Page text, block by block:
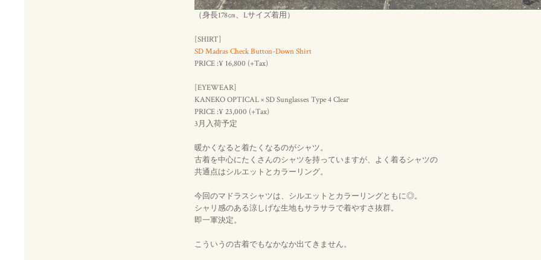
（身長178㎝、Lサイズ着用）
[SHIRT]
SD Madras Check Button-Down Shirt
PRICE :¥ 16,800 (+Tax)
[EYEWEAR]
KANEKO OPTICAL × SD Sunglasses Type 4 Clear
PRICE :¥ 23,000 (+Tax)
3月入荷予定
暖かくなると着たくなるのがシャツ。
古着を中心にたくさんのシャツを持っていますが、よく着るシャツの
共通点はシルエットとカラーリング。
今回のマドラスシャツは、シルエットとカラーリングともに◎。
シャリ感のある涼しげな生地もサラサラで着やすさ抜群。
即一軍決定。
こういうの古着でもなかなか出てきません。